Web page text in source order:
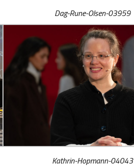
Dag-Rune-Olsen-03959
Kathrin-Hopmann-04043